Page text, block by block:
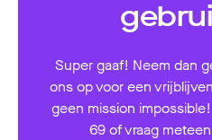
Super gaaf! Neem dan
ons op voor een
geen mission
69 of vraag